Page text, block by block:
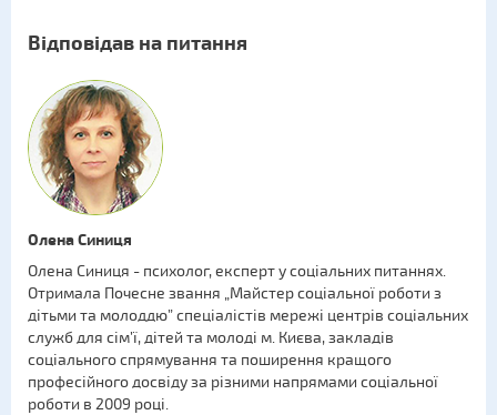
Відповідав на питання
Олена Синиця
Олена Синиця - психолог, експерт у соціальних питаннях.
Отримала Почесне звання „Майстер соціальної роботи з
дітьми та молоддю” спеціалістів мережі центрів соціальних
служб для сім’ї, дітей та молоді м. Києва, закладів
соціального спрямування та поширення кращого
професійного досвіду за різними напрямами соціальної
роботи в 2009 році.